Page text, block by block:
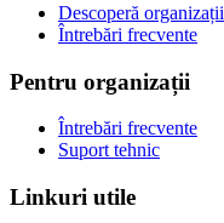
Descoperă organizații
Întrebări frecvente
Pentru organizații
Întrebări frecvente
Suport tehnic
Linkuri utile